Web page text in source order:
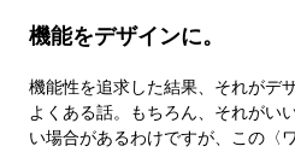
機能をデザインに。
機能性を追求した結果、それがデ
よくある話。もちろん、それがい
い場合があるわけですが、この〈